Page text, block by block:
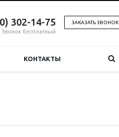
ЗАКАЗАТЬ ЗВОНОК
302-14-75
Звонок бесплатный
КОНТАКТЫ